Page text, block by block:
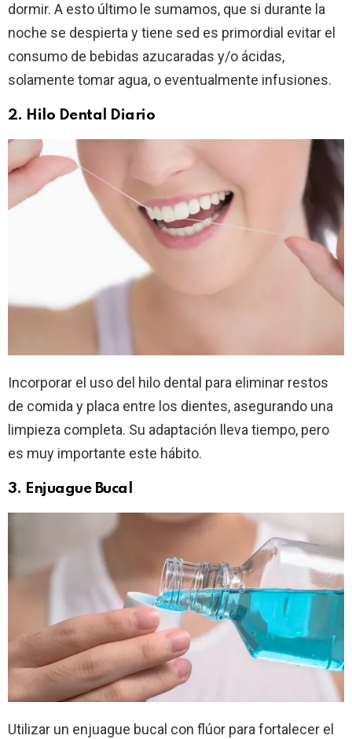
dormir. A esto último le sumamos, que si durante la
noche se despierta y tiene sed es primordial evitar el
consumo de bebidas azucaradas y/o ácidas,
solamente tomar agua, o eventualmente infusiones.
2. Hilo Dental Diario
Incorporar el uso del hilo dental para eliminar restos
de comida y placa entre los dientes, asegurando una
limpieza completa. Su adaptación lleva tiempo, pero
es muy importante este hábito.
3. Enjuague Bucal
Utilizar un enjuague bucal con flúor para fortalecer el